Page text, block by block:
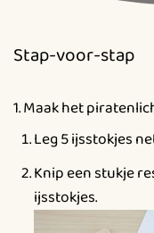
Stap-voor-stap
1. Maak het
Leg 5 ijsstokjes
Knip een stukje
ijsstokjes.